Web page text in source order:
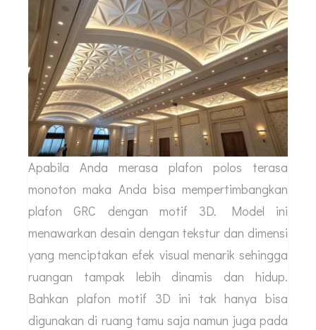
Apabila Anda merasa plafon polos terasa
monoton maka Anda bisa mempertimbangkan
plafon GRC dengan motif 3D. Model ini
menawarkan desain dengan tekstur dan dimensi
yang menciptakan efek visual menarik sehingga
ruangan tampak lebih dinamis dan hidup.
Bahkan plafon motif 3D ini tak hanya bisa
digunakan di ruang tamu saja namun juga pada